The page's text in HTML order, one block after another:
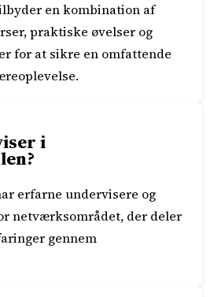
en kombination af
praktiske øvelser og
for at sikre en omfattende
i
erfarne undervisere og
netværksområdet, der deler
gennem